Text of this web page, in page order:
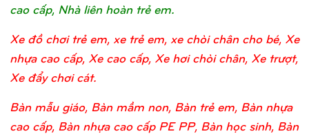
cao cấp, Nhà liên hoàn trẻ em.
Xe đồ chơi trẻ em, xe trẻ em, xe chòi chân cho bé, Xe
nhựa cao cấp, Xe cao cấp, Xe hơi chòi chân, Xe trượt,
Xe đẩy chơi cát.
Bàn mẫu giáo, Bàn mầm non, Bàn trẻ em, Bàn nhựa
cao cấp, Bàn nhựa cao cấp PE PP, Bàn học sinh, Bàn